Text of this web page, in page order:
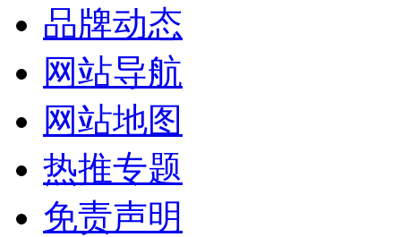
品牌动态
网站导航
网站地图
热推专题
免责声明